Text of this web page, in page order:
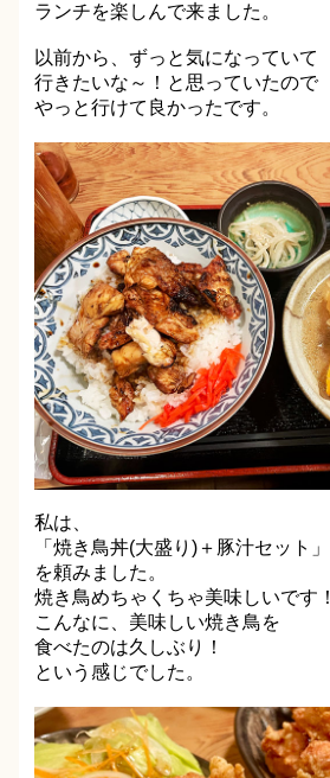
ランチを楽しんで来ました。
以前から、ずっと気になっていて
行きたいな～！と思っていたので
やっと行けて良かったです。
私は、
「焼き鳥丼(大盛り)＋豚汁セット」
を頼みました。
焼き鳥めちゃくちゃ美味しいです！
こんなに、美味しい焼き鳥を
食べたのは久しぶり！
という感じでした。